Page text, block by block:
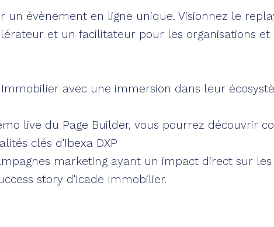
un évènement en ligne unique. Visionnez le
et un facilitateur pour les organisations et
avec une immersion dans leur
live du Page Builder, vous pourrez découvrir
clés d'Ibexa DXP
marketing ayant un impact direct sur les
story d'Icade Immobilier.